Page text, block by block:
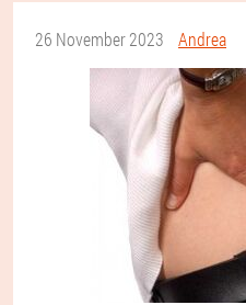
26 November 2023 Andrea